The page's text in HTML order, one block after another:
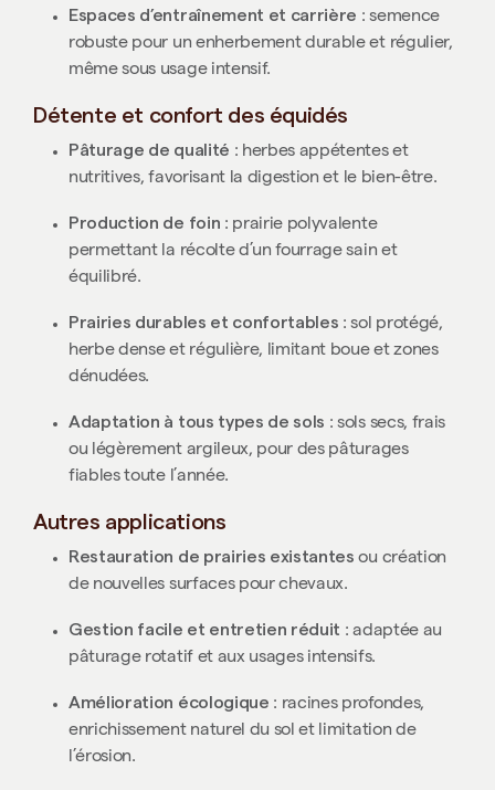
Espaces d’entraînement et carrière : semence
robuste pour un enherbement durable et régulier,
même sous usage intensif.
Détente et confort des équidés
Pâturage de qualité : herbes appétentes et
nutritives, favorisant la digestion et le bien-être.
Production de foin : prairie polyvalente
permettant la récolte d’un fourrage sain et
équilibré.
Prairies durables et confortables : sol protégé,
herbe dense et régulière, limitant boue et zones
dénudées.
Adaptation à tous types de sols : sols secs, frais
ou légèrement argileux, pour des pâturages
fiables toute l’année.
Autres applications
Restauration de prairies existantes ou création
de nouvelles surfaces pour chevaux.
Gestion facile et entretien réduit : adaptée au
pâturage rotatif et aux usages intensifs.
Amélioration écologique : racines profondes,
enrichissement naturel du sol et limitation de
l’érosion.